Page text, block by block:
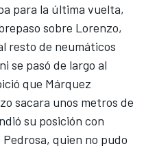
para la última vuelta,
sobre Lorenzo,
resto de neumáticos
se pasó de largo al
que Márquez
sacara unos metros de
su posición con
quien no pudo